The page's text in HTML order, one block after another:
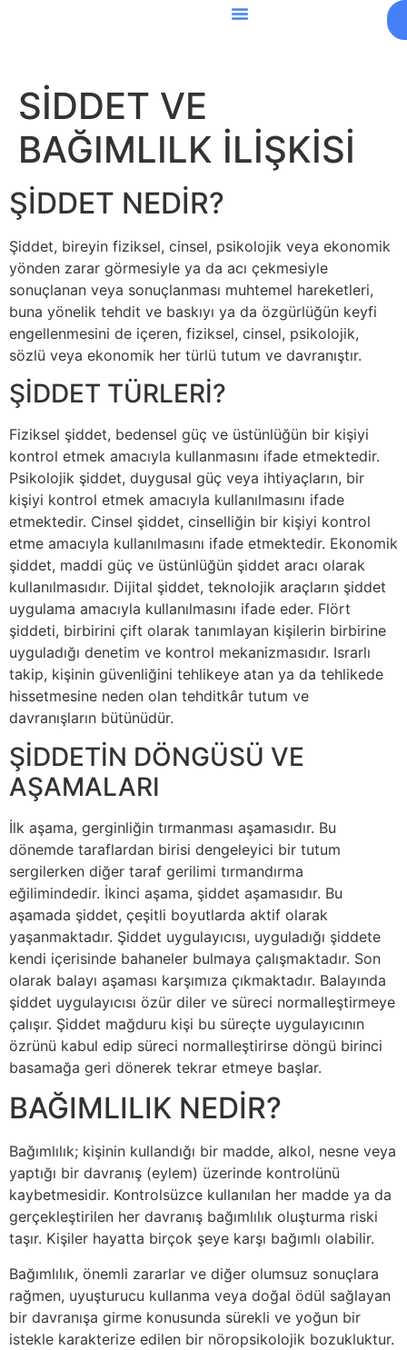
SİDDET VE
BAĞIMLILK İLİŞKİSİ
ŞİDDET NEDİR?
Şiddet, bireyin fiziksel, cinsel, psikolojik veya ekonomik
yönden zarar görmesiyle ya da acı çekmesiyle
sonuçlanan veya sonuçlanması muhtemel hareketleri,
buna yönelik tehdit ve baskıyı ya da özgürlüğün keyfi
engellenmesini de içeren, fiziksel, cinsel, psikolojik,
sözlü veya ekonomik her türlü tutum ve davranıştır.
ŞİDDET TÜRLERİ?
Fiziksel şiddet, bedensel güç ve üstünlüğün bir kişiyi
kontrol etmek amacıyla kullanmasını ifade etmektedir.
Psikolojik şiddet, duygusal güç veya ihtiyaçların, bir
kişiyi kontrol etmek amacıyla kullanılmasını ifade
etmektedir. Cinsel şiddet, cinselliğin bir kişiyi kontrol
etme amacıyla kullanılmasını ifade etmektedir. Ekonomik
şiddet, maddi güç ve üstünlüğün şiddet aracı olarak
kullanılmasıdır. Dijital şiddet, teknolojik araçların şiddet
uygulama amacıyla kullanılmasını ifade eder. Flört
şiddeti, birbirini çift olarak tanımlayan kişilerin birbirine
uyguladığı denetim ve kontrol mekanizmasıdır. Israrlı
takip, kişinin güvenliğini tehlikeye atan ya da tehlikede
hissetmesine neden olan tehditkâr tutum ve
davranışların bütünüdür.
ŞİDDETİN DÖNGÜSÜ VE
AŞAMALARI
İlk aşama, gerginliğin tırmanması aşamasıdır. Bu
dönemde taraflardan birisi dengeleyici bir tutum
sergilerken diğer taraf gerilimi tırmandırma
eğilimindedir. İkinci aşama, şiddet aşamasıdır. Bu
aşamada şiddet, çeşitli boyutlarda aktif olarak
yaşanmaktadır. Şiddet uygulayıcısı, uyguladığı şiddete
kendi içerisinde bahaneler bulmaya çalışmaktadır. Son
olarak balayı aşaması karşımıza çıkmaktadır. Balayında
şiddet uygulayıcısı özür diler ve süreci normalleştirmeye
çalışır. Şiddet mağduru kişi bu süreçte uygulayıcının
özrünü kabul edip süreci normalleştirirse döngü birinci
basamağa geri dönerek tekrar etmeye başlar.
BAĞIMLILIK NEDİR?
Bağımlılık; kişinin kullandığı bir madde, alkol, nesne veya
yaptığı bir davranış (eylem) üzerinde kontrolünü
kaybetmesidir. Kontrolsüzce kullanılan her madde ya da
gerçekleştirilen her davranış bağımlılık oluşturma riski
taşır. Kişiler hayatta birçok şeye karşı bağımlı olabilir.
Bağımlılık, önemli zararlar ve diğer olumsuz sonuçlara
rağmen, uyuşturucu kullanma veya doğal ödül sağlayan
bir davranışa girme konusunda sürekli ve yoğun bir
istekle karakterize edilen bir nöropsikolojik bozukluktur.